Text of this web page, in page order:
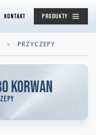
KONTAKT PRODUKTY
» PRZYCZEPY
Korwan